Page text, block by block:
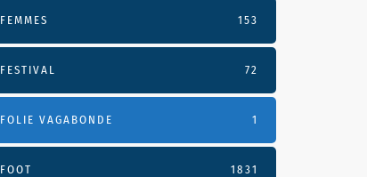
FEMMES 153
FESTIVAL 72
FOLIE VAGABONDE 1
FOOT 1831